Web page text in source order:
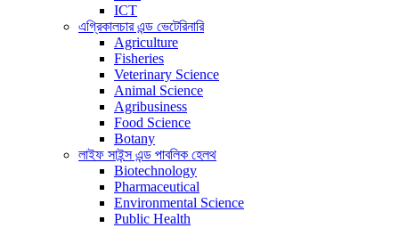
ICT
এগ্রিকালচার এন্ড ভেটেরিনারি
Agriculture
Fisheries
Veterinary Science
Animal Science
Agribusiness
Food Science
Botany
লাইফ সাইন্স এন্ড পাবলিক হেলথ
Biotechnology
Pharmaceutical
Environmental Science
Public Health